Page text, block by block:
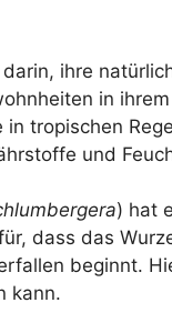
ihre
in
tropischen
und
) hat
dass das
beginnt.
kann.